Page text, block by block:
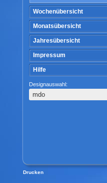
Wochenübersicht
Monatsübersicht
Jahresübersicht
Impressum
Hilfe
Designauswahl:
Drucken